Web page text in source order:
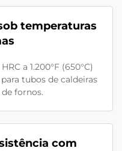
temperaturas
a 1.200°F (650°C)
tubos de caldeiras
fornos.
com